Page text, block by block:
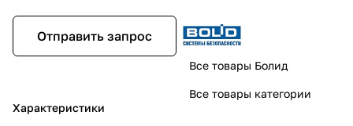
Отправить запрос
Характеристики
Все товары Болид
Все товары категории